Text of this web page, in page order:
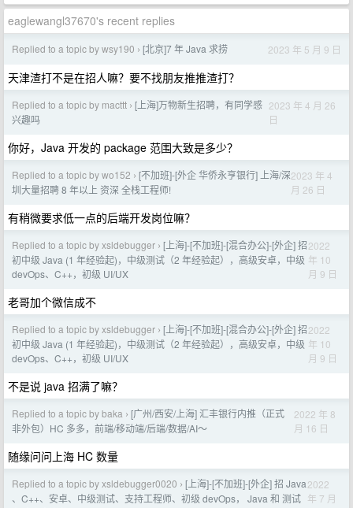
eaglewangl37670's recent replies
Replied to a topic by wsy190 › [北京]7 年 Java 求捞 2023 年 5 月 9 日
天津渣打不是在招人嘛？要不找朋友推推渣打？
Replied to a topic by macttt › [上海]万物新生招聘，有同学感
兴趣吗
2023 年 4 月 26
日
你好，Java 开发的 package 范围大致是多少？
Replied to a topic by wo152 › [不加班]-[外企 华侨永亨银行] 上海/深
圳大量招聘 8 年以上 资深 全栈工程师!
2023 年 4
月 26 日
有稍微要求低一点的后端开发岗位嘛？
Replied to a topic by xsldebugger › [上海]-[不加班]-[混合办公]-[外企] 招
初中级 Java (1 年经验起)，中级测试（2 年经验起），高级安卓，中级
devOps、C++，初级 UI/UX
2022
年 10
月 9 日
老哥加个微信成不
Replied to a topic by xsldebugger › [上海]-[不加班]-[混合办公]-[外企] 招
初中级 Java (1 年经验起)，中级测试（2 年经验起），高级安卓，中级
devOps、C++，初级 UI/UX
2022
年 10
月 9 日
不是说 java 招满了嘛？
Replied to a topic by baka › [广州/西安/上海] 汇丰银行内推（正式
非外包）HC 多多，前端/移动端/后端/数据/AI～
2022 年 8
月 16 日
随缘问问上海 HC 数量
Replied to a topic by xsldebugger0020 › [上海]-[不加班]-[外企] 招 Java
、C++、安卓、中级测试、支持工程师、初级 devOps， Java 和 测试
2022
年 7 月